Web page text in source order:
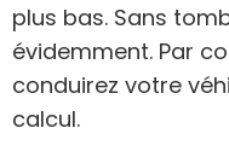
plus bas. Sans
évidemment. Par
conduirez votre
calcul.